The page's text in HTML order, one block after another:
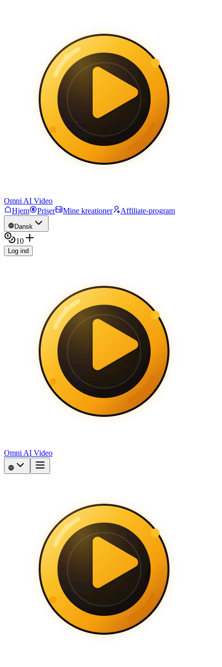
Omni AI Video
Hjem
Priser Mine kreationer Affiliate-program
Dansk
10
Log ind
Omni AI Video